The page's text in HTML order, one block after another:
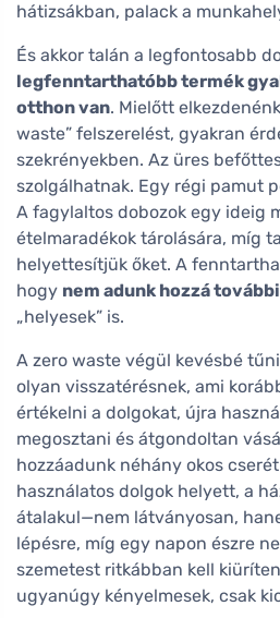
hátizsákban, palack a
És akkor talán a legfontosabb
legfenntarthatóbb termék
otthon van. Mielőtt
waste” felszerelést, gyakran
szekrényekben. Az üres
szolgálhatnak. Egy régi pamut
A fagylaltos dobozok egy ideig
ételmaradékok tárolására, míg
helyettesítjük őket. A
hogy nem adunk hozzá
„helyesek” is.
A zero waste végül kevésbé
olyan visszatérésnek, ami
értékelni a dolgokat, újra
megosztani és átgondoltan
hozzáadunk néhány okos
használatos dolgok helyett, a
átalakul—nem látványosan,
lépésre, míg egy napon észre
szemetest ritkábban kell
ugyanúgy kényelmesek, csak